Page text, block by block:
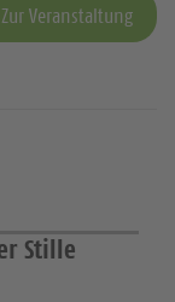
Zur Veranstaltung
Stille